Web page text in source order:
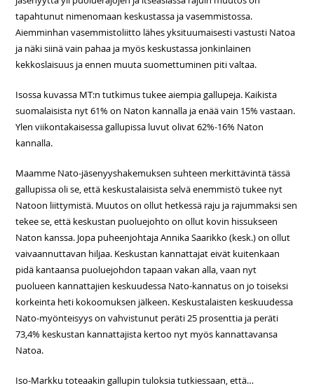
tapahtunut nimenomaan keskustassa ja vasemmistossa.
Aiemminhan vasemmistoliitto lähes yksituumaisesti vastusti Natoa
ja näki siinä vain pahaa ja myös keskustassa jonkinlainen
kekkoslaisuus ja ennen muuta suomettuminen piti valtaa.
Isossa kuvassa MT:n tutkimus tukee aiempia gallupeja. Kaikista
suomalaisista nyt 61% on Naton kannalla ja enää vain 15% vastaan.
Ylen viikontakaisessa gallupissa luvut olivat 62%-16% Naton
kannalla.
Maamme Nato-jäsenyyshakemuksen suhteen merkittävintä tässä
gallupissa oli se, että keskustalaisista selvä enemmistö tukee nyt
Natoon liittymistä. Muutos on ollut hetkessä raju ja rajummaksi sen
tekee se, että keskustan puoluejohto on ollut kovin hissukseen
Naton kanssa. Jopa puheenjohtaja Annika Saarikko (kesk.) on ollut
vaivaannuttavan hiljaa. Keskustan kannattajat eivät kuitenkaan
pidä kantaansa puoluejohdon tapaan vakan alla, vaan nyt
puolueen kannattajien keskuudessa Nato-kannatus on jo toiseksi
korkeinta heti kokoomuksen jälkeen. Keskustalaisten keskuudessa
Nato-myönteisyys on vahvistunut peräti 25 prosenttia ja peräti
73,4% keskustan kannattajista kertoo nyt myös kannattavansa
Natoa.
Iso-Markku toteaakin gallupin tuloksia tutkiessaan, että…